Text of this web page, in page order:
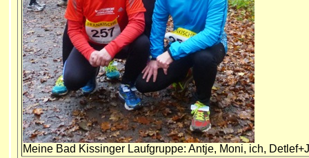
Meine Bad Kissinger Laufgruppe: Antje, Moni, ich,